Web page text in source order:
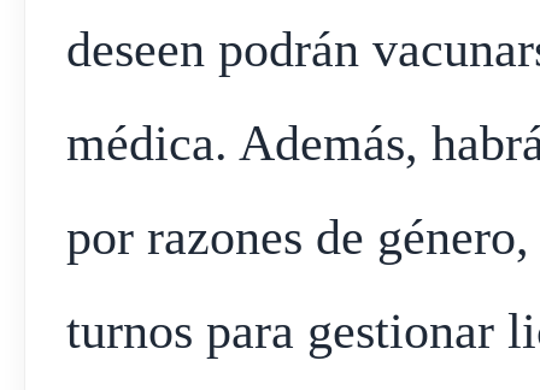
deseen podrán
médica. Además,
por razones de
turnos para gestionar